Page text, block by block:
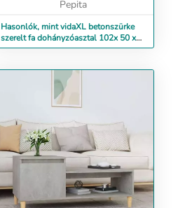
nedvességnek.Bőséges tá...
Pepita
Hasonlók, mint vidaXL betonszürke
szerelt fa dohányzóasztal 102x 50 x
45 cm